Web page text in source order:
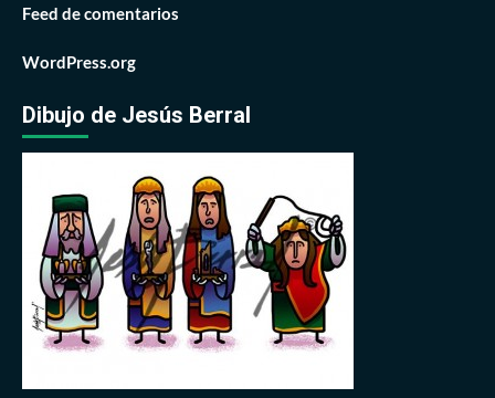
Feed de comentarios
WordPress.org
Dibujo de Jesús Berral